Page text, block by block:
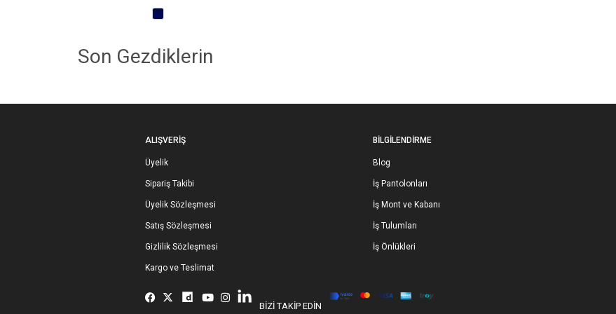
Son Gezdiklerin
ALIŞVERİŞ
Üyelik
Sipariş Takibi
Üyelik Sözleşmesi
Satış Sözleşmesi
Gizlilik Sözleşmesi
Kargo ve Teslimat
BİLGİLENDİRME
Blog
İş Pantolonları
İş Mont ve Kabanı
İş Tulumları
İş Önlükleri
BİZİ TAKİP EDİN